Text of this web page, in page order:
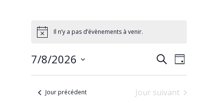
Il n’y a pas d’évènements à venir.
Recherche
et
de
Recherche
de
vues
Jour
7/8/2026
date.Jour précédent Jour suivant